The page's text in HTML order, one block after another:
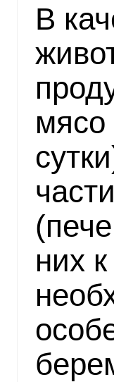
В
мясо
них